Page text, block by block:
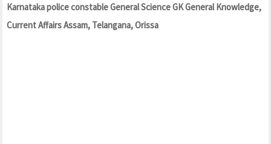
Karnataka police constable General Science GK General Knowledge,
Current Affairs Assam, Telangana, Orissa